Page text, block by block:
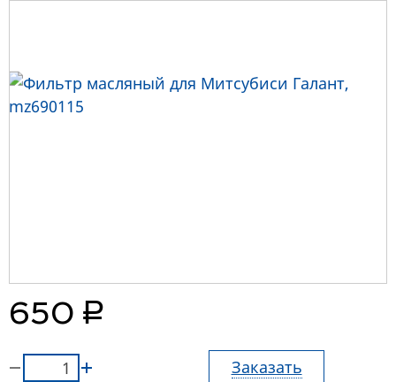
650 руб.
Заказать